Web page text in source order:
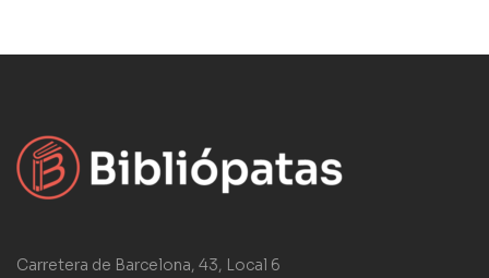
Carretera de Barcelona, 43, Local 6